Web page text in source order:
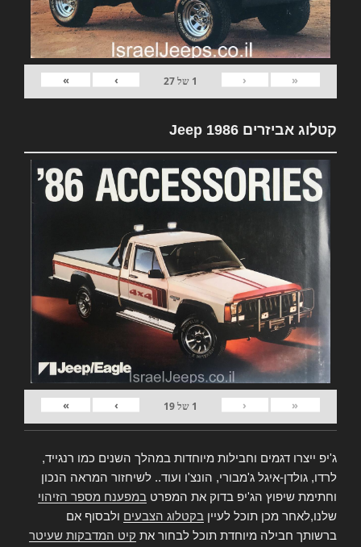
«
‹
1 של27
›
»
קטלוג אביזרים Jeep 1986
«
‹
1 של19
›
»
ג'יפ ייצרו דגמים וחבילות מיוחדות במהלך השנים כמו רנגייד,
לרדו, גולדן-איגל ג'מבורי, הונצ'ו ועוד.. לשיחזור המראה הנכון
וחתימת שיפוץ הג'יפ בדוק את המפרט במפענח מספר הזיהוי
שלנו,לאחר מכן תוכל לעיין בקטלוג הצבעים ולבסוף אם
ברשותך חבילה מיוחדת תוכל לבחור את קיט המדבקות שעיטר